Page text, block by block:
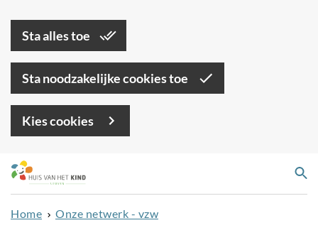
Sta alles toe
Sta noodzakelijke cookies toe
Kies cookies
Overslaan
en
naar
de
Home Onze netwerk - vzw